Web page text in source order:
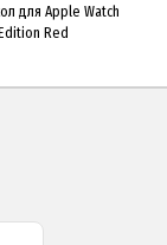
для Apple Watch
Red